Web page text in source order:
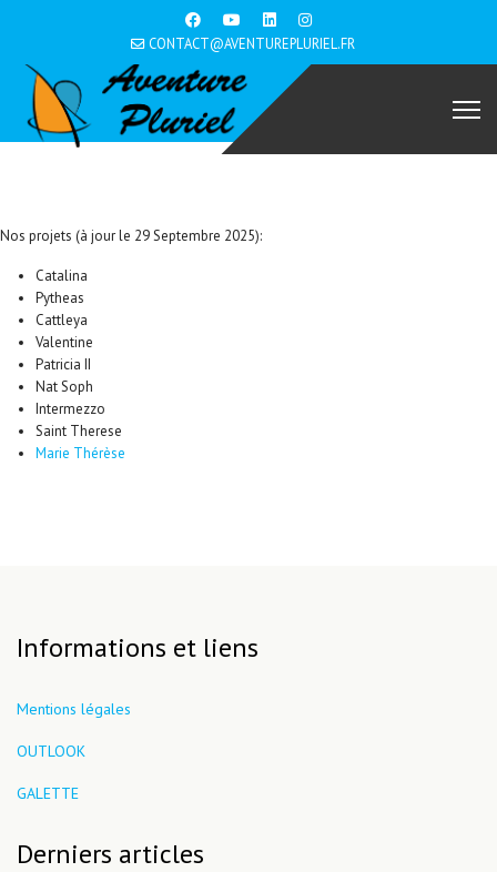
CONTACT@AVENTUREPLURIEL.FR
Nos projets (à jour le 29 Septembre 2025):
Catalina
Pytheas
Cattleya
Valentine
Patricia II
Nat Soph
Intermezzo
Saint Therese
Marie Thérèse
Informations et liens
Mentions légales
OUTLOOK
GALETTE
Derniers articles